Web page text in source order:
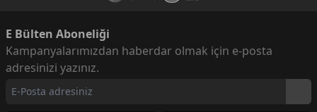
E Bülten Aboneliği
Kampanyalarımızdan haberdar olmak için e-posta
adresinizi yazınız.